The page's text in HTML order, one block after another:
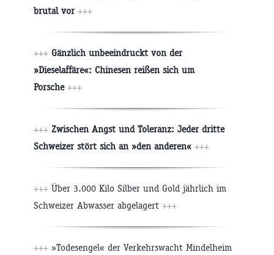
brutal vor +++
+++ Gänzlich unbeeindruckt von der
»Dieselaffäre«: Chinesen reißen sich um
Porsche +++
+++ Zwischen Angst und Toleranz: Jeder dritte
Schweizer stört sich an »den anderen« +++
+++ Über 3.000 Kilo Silber und Gold jährlich im
Schweizer Abwasser abgelagert +++
+++ »Todesengel« der Verkehrswacht Mindelheim